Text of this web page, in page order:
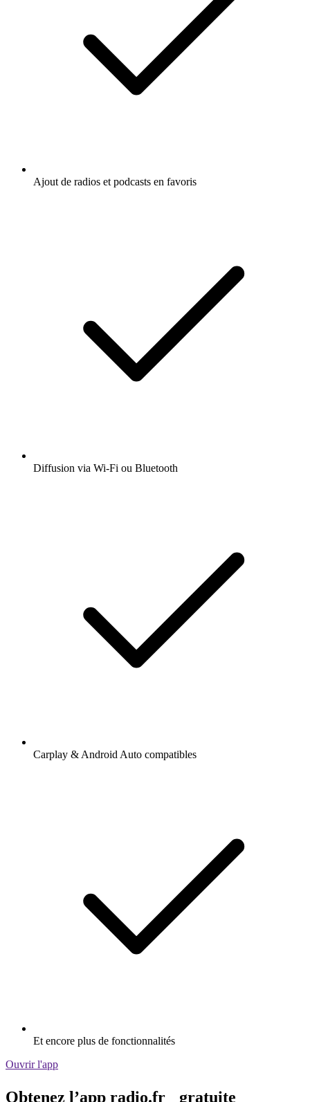
Ajout de radios et podcasts en favoris
Diffusion via Wi-Fi ou Bluetooth
Carplay & Android Auto compatibles
Et encore plus de fonctionnalités
Ouvrir l'app
Obtenez l’app radio.fr gratuite